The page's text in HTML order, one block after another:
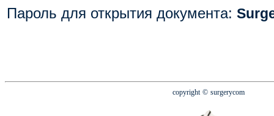
Пароль для открытия документа:
copyright © surgerycom